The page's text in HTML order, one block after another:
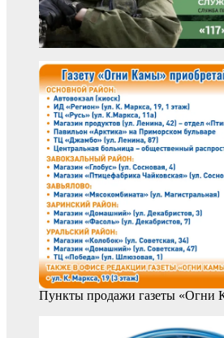
Пункты продажи газеты «Огни